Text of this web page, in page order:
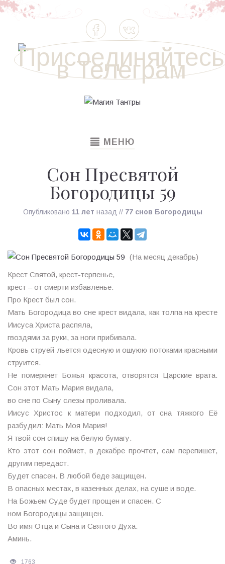
TOGGLE
МЕНЮ
Сон Пресвятой
Богородицы 59
Опубликовано 11 лет назад // 77 снов Богородицы
(На месяц декабрь)
Крест Святой, крест-терпенье,
крест – от смерти избавленье.
Про Крест был сон.
Мать Богородица во сне крест видала, как толпа на кресте
Иисуса Христа распяла,
гвоздями за руки, за ноги прибивала.
Кровь струей льется одесную и ошуюю потоками красными
струится.
Не померкнет Божья красота, отворятся Царские врата.
Сон этот Мать Мария видала,
во сне по Сыну слезы проливала.
Иисус Христос к матери подходил, от сна тяжкого Её
разбудил: Мать Моя Мария!
Я твой сон спишу на белую бумагу.
Кто этот сон поймет, в декабре прочтет, сам перепишет,
другим передаст.
Будет спасен. В любой беде защищен.
В опасных местах, в казенных делах, на суше и воде.
На Божьем Суде будет прощен и спасен. С
ном Богородицы защищен.
Во имя Отца и Сына и Святого Духа.
Аминь.
1763